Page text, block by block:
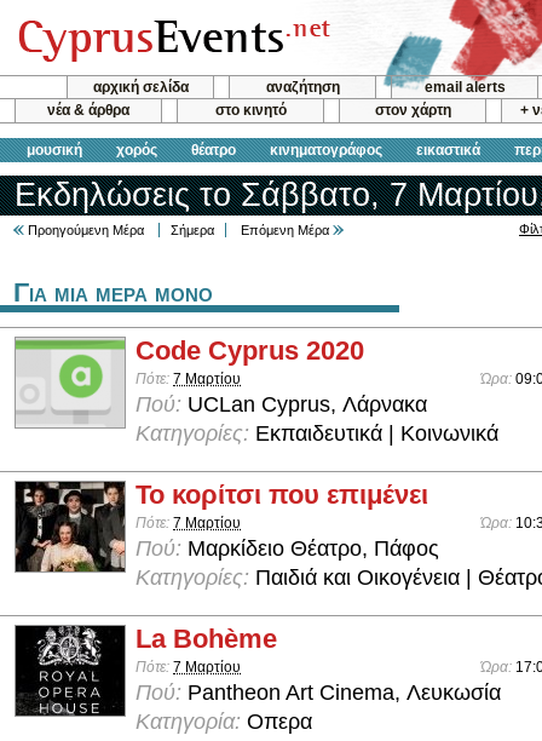
αρχική σελίδα αναζήτηση
email alerts
νέα & άρθρα
στο κινητό στον χάρτη +
μουσική χορός θέατρο κινηματογράφος εικαστικά
Εκδηλώσεις το Σάββατο, 7
Προηγούμενη Μέρα Σήμερα Επόμενη Μέρα
Για μια μερα μονο
Code Cyprus 2020
Πότε: 7 Μαρτίου Ώρα:
Πού: UCLan Cyprus, Λάρνακα
Κατηγορίες: Εκπαιδευτικά | Κοινωνικά
Το κορίτσι που επιμένει
Πότε: 7 Μαρτίου Ώρα:
Πού: Μαρκίδειο Θέατρο, Πάφος
Κατηγορίες: Παιδιά και Οικογένεια |
La Bohème
Πότε: 7 Μαρτίου Ώρα:
Πού: Pantheon Art Cinema, Λευκωσία
Κατηγορία: Οπερα